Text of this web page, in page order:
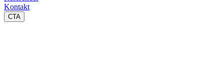
Kontakt
CTA